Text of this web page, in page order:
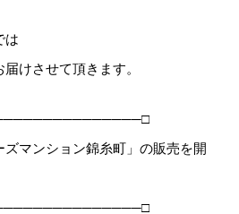
は
けさせて頂きます。
マンション錦糸町」の販売を開